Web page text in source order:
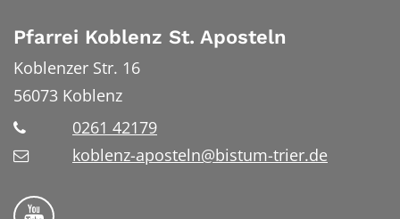
Pfarrei Koblenz St. Aposteln
Koblenzer Str. 16
56073 Koblenz
0261 42179
koblenz-aposteln@bistum-trier.de
Bistum Trier auf YouTube